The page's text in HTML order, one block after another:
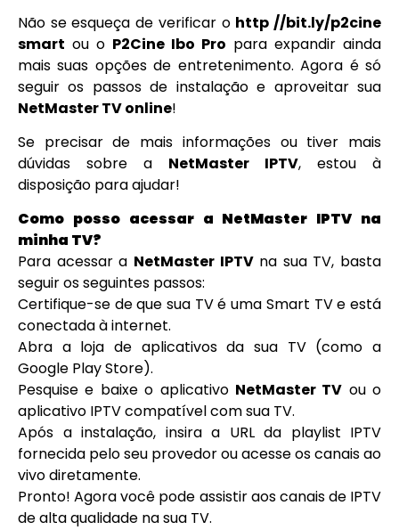
Não se esqueça de verificar o http //bit.ly/p2cine
smart ou o P2Cine Ibo Pro para expandir ainda
mais suas opções de entretenimento. Agora é só
seguir os passos de instalação e aproveitar sua
NetMaster TV online!
Se precisar de mais informações ou tiver mais
dúvidas sobre a NetMaster IPTV, estou à
disposição para ajudar!
Como posso acessar a NetMaster IPTV na
minha TV?
Para acessar a NetMaster IPTVna sua TV, basta
seguir os seguintes passos:
Certifique-se de que sua TV é uma Smart TV e está
conectada à internet.
Abra a loja de aplicativos da sua TV (como a
Google Play Store).
Pesquise e baixe o aplicativo NetMaster TV ou o
aplicativo IPTV compatível com sua TV.
Após a instalação, insira a URL da playlist IPTV
fornecida pelo seu provedor ou acesse os canais ao
vivo diretamente.
Pronto! Agora você pode assistir aos canais de IPTV
de alta qualidade na sua TV.